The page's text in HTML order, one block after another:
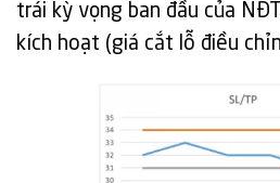
trái kỳ vọng ban đầu của
kích hoạt (giá cắt lỗ điều